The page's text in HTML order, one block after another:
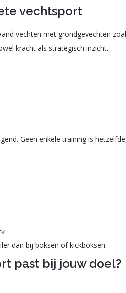
vechtsport
vechten met grondgevechten
kracht als strategisch inzicht.
Geen enkele training is
dan bij boksen of kickboksen.
past bij jouw doel?